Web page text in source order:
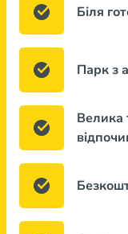
Біля
Парк з
Велика